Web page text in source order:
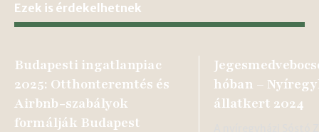
Ezek is érdekelhetnek
Budapesti ingatlanpiac
2025: Otthonteremtés és
Airbnb-szabályok
formálják Budapest
hóban –
állatkert 2024